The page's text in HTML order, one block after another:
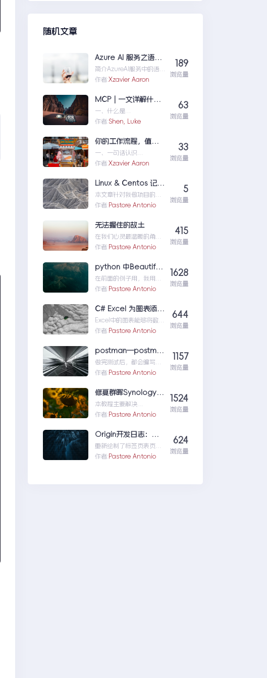
随机文章
Azure AI 服务之语音识别
简介AzureAI服务中的语
音识别API是微软提供的一
发者轻松实现语...AzureAI
服务之语音识别
作者:Xzavier Aaron
189
浏览量
MCP | 一文详解什么是 MCP以及 MCP 可以做什么
一、什么是
MCPMCP（ModelConte
大型语言模型（L...MCP|
MCP可以做什么
作者:Shen, Luke
63
浏览量
你的工作流程，值得一个“全自动数字分身”：录制、截图、成文，一气呵成
一、一句话认识
TestFlowRecorder在数字
记录操作步骤并生成清...
“全自动数字分身”：录
制、截图、成文，一气呵
作者:Xzavier Aaron
33
浏览量
Linux & Centos 记忆大全
本文章针对我做项目的时
候出现的一些经典问题进
yumError:Cannotret...Li
作者:Pastore Antonio
5
浏览量
无法握住的故土
在我们心灵最温暖的角
落，总有一寸土地是属于
远离故土，可骨子里对故
乡的依恋却是从未冷却
过。我们无论漂泊他乡，
还是在繁华都市平步青
会潜入梦乡与你缠绵。是
儿时那一缕缕茉莉的清香
萦绕在梦境，也是邻家那
摇曳。故土就这样根深蒂
固地在我们的灵魂深处烙
下深深的印记。
作者:Pastore Antonio
415
浏览量
python 中BeautifulSoup入门
在前面的例子用，我用了
BeautifulSoup来从58同
信息，这个库使用起
BeautifulSoup入门
作者:Pastore Antonio
1628
浏览量
C# Excel 为图表添加模拟运算表
Excel中的图表能够将数据
可视化，方便我们比较分
限，例如：不能够直接从
图...C#Excel为图表添加模
拟运算表
作者:Pastore Antonio
644
浏览量
postman—postman生成测试报告
做完测试后，都会编写一
份测试报告，测试报告中
结果，哪些用例通过了，
哪些用例...postman—
postman生成测试报告
作者:Pastore Antonio
1157
浏览量
修复群晖Synology Drive client右键菜单缺失问题
本教程主要解决
windows10右键菜单中没
问题，整体思路是找到...
修复群晖
SynologyDriveclient右键
菜单缺失问题
作者:Pastore Antonio
1524
浏览量
重新绘制了标签页表页面
和分类列表页面，如下：
作者:Pastore Antonio
624
浏览量